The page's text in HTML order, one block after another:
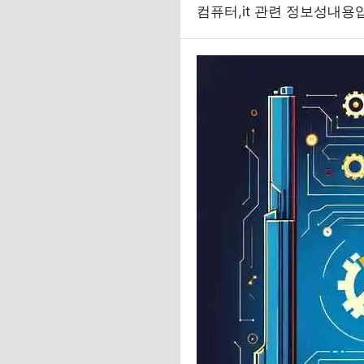
컴퓨터,it 관련 정보성내용